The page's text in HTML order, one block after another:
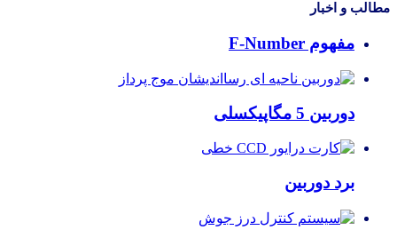
مطالب و اخبار
مفهوم F-Number
دوربین 5 مگاپیکسلی
برد دوربین